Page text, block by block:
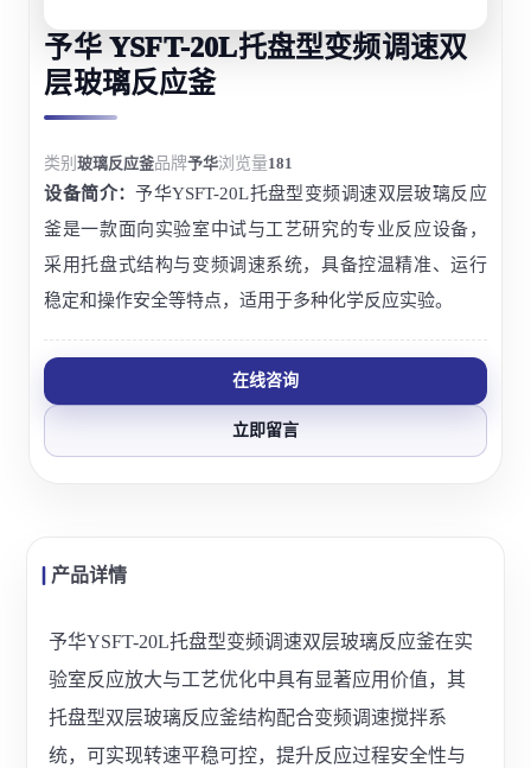
予华 YSFT-20L托盘型变频调速双
层玻璃反应釜
类别玻璃反应釜品牌予华浏览量181
设备简介：予华YSFT-20L托盘型变频调速双层玻璃反应
釜是一款面向实验室中试与工艺研究的专业反应设备，
采用托盘式结构与变频调速系统，具备控温精准、运行
稳定和操作安全等特点，适用于多种化学反应实验。
在线咨询
立即留言
产品详情
予华YSFT-20L托盘型变频调速双层玻璃反应釜在实
验室反应放大与工艺优化中具有显著应用价值，其
托盘型双层玻璃反应釜结构配合变频调速搅拌系
统，可实现转速平稳可控，提升反应过程安全性与